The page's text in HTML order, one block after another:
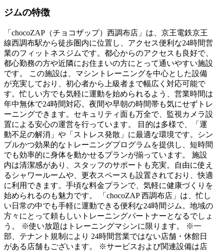
ジムの特徴
「chocoZAP（チョコザップ）西調布店」は、京王電鉄京王
線西調布駅から徒歩圏内に位置し、アクセス便利な24時間営
業のフィットネスジムです。都心からのアクセスも良好で、
都心勤務の方や近隣にお住まいの方にとって通いやすい施設
です。 この施設は、マシントレーニングを中心とした設備
が充実しており、初心者から上級者まで幅広く対応可能で
す。忙しい方でも気軽に運動を始められるよう、営業時間は
年中無休で24時間対応。夜間や早朝の時間帯も気にせずトレ
ーニングできます。セキュリティ面も万全で、監視カメラ設
置による安心の運営を行っています。 目的は多様で、「運
動不足の解消」や「ストレス発散」に最適な環境です。シン
プルかつ効果的なトレーニングプログラムを提供し、短時間
でも効率的に身体を動かせるプランが揃っています。 施設
内は清潔感があり、スタッフのサポートも充実。自由に使え
るシャワールームや、更衣スペースも設置されており、快適
に利用できます。手頃な料金プランで、気軽に健康づくりを
始められるのも魅力です。 「chocoZAP 西調布店」は、忙し
い日常の中でも手軽に運動できる便利な24時間ジム。地域の
方々にとって頼もしいトレーニングパートナーとなるでしょ
う。 ※使い放題はトレーニングマシンに限ります。 ※一
部、テナント規制により 24時間営業ではない店舗・休館日
がある店舗もございます。 ※サービスおよび関連設備は店